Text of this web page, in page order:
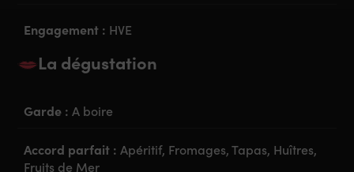
Engagement : HVE
La dégustation
Garde :A boire
Accord parfait :Apéritif, Fromages, Tapas, Huîtres,
Fruits de Mer